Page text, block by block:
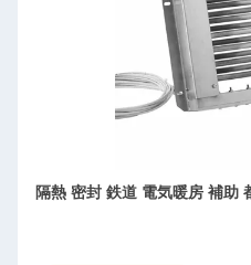
隔熱 密封 鉄道 電気暖房 補助